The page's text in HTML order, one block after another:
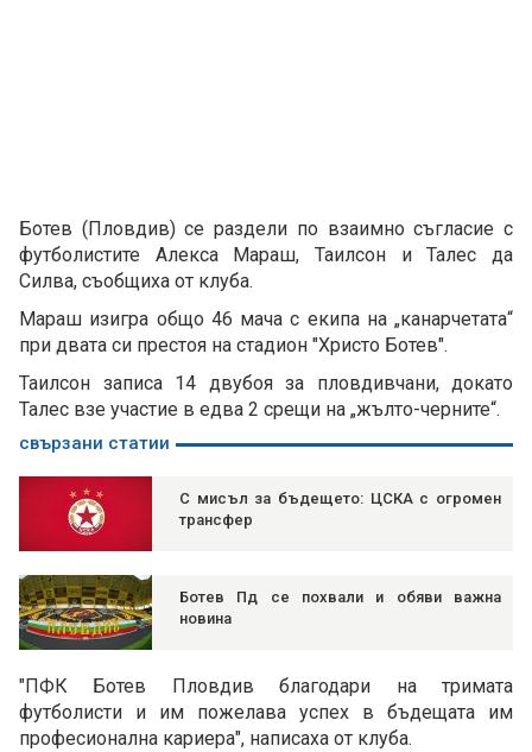
Ботев (Пловдив) се раздели по взаимно съгласие с
футболистите Алекса Мараш, Таилсон и Талес да
Силва, съобщиха от клуба.
Мараш изигра общо 46 мача с екипа на „канарчетата“
при двата си престоя на стадион "Христо Ботев".
Таилсон записа 14 двубоя за пловдивчани, докато
Талес взе участие в едва 2 срещи на „жълто-черните“.
свързани статии
С мисъл за бъдещето: ЦСКА с огромен
трансфер
Ботев Пд се похвали и обяви важна
новина
"ПФК Ботев Пловдив благодари на тримата
футболисти и им пожелава успех в бъдещата им
професионална кариера", написаха от клуба.